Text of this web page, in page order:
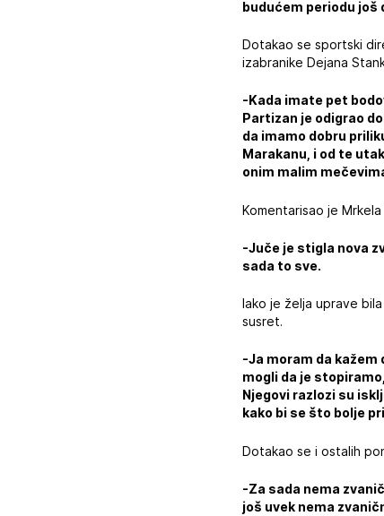
budućem periodu još
Dotakao se sportski
izabranike Dejana
-Kada imate pet
Partizan je odigrao
da imamo dobru
Marakanu, i od te
onim malim
Komentarisao je
-Juče je stigla nova
sada to sve.
Iako je želja uprave
susret.
-Ja moram da kažem
mogli da je
Njegovi razlozi su
kako bi se što bolje
Dotakao se i ostalih
-Za sada nema
još uvek nema